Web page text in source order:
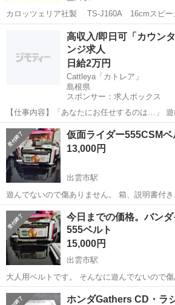
カロッツェリア社製 TS-J160A 16cmスピー
プションで採用されていたスピーカーで、当方
おりました。 ダイハツ車ならカプラーオンで取り
益田市 益田駅 カーオーディオ
高収入/即日可「カウン
ンジ求人
日給2万円
Cattleya「カトレア」
島根県
スポンサー：求人ボックス
【仕事内容】「あなたにお任せするのは…」
でご挨拶 お好みのドリンクを作ってご提供 ワ
最後はニッコリお見送り 「Cattleya「カトレア
れ以上難しいことはありませ...
アルバイト・パート
仮面ライダー555CSMベ
13,000円
出雲市駅
遊んでないので傷ありません。 箱、説明書付き
島根 出雲市 出雲市駅 カーオーディ
今日までの価格。バン
555ベルト
15,000円
出雲市駅
大人用ベルトです。 そんなに遊んでないので傷
書付き。
島根 出雲市 出雲市駅
ホンダGathers